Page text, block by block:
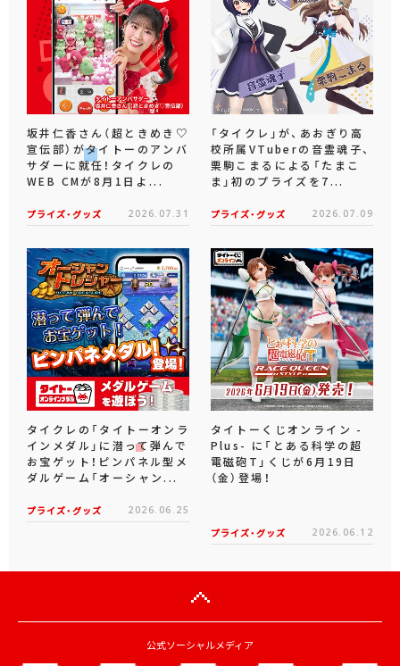
坂井仁香さん（超ときめき♡
宣伝部）がタイトーのアンバ
サダーに就任！タイクレの
WEB CMが8月1日よ...
プライズ・グッズ 2026.07.31
「タイクレ」が、あおぎり高
校所属VTuberの音霊魂子、
栗駒こまるによる「たまこ
ま」初のプライズを7...
プライズ・グッズ 2026.07.09
タイクレの「タイトーオンラ
インメダル」に潜って弾んで
お宝ゲット！ピンパネル型メ
ダルゲーム「オーシャン...
プライズ・グッズ 2026.06.25
タイトーくじオンライン -
Plus- に「とある科学の超
電磁砲T」くじが6月19日
（金）登場！
プライズ・グッズ 2026.06.12
公式ソーシャルメディア